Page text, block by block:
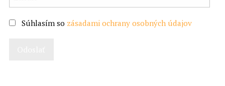
Súhlasím so zásadami ochrany osobných údajov